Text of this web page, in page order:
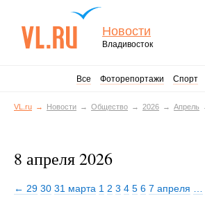
Новости
Владивосток
Все Фоторепортажи Спорт
VL.ru Новости Общество 2026 Апрель
8 апреля 2026
← 29 30 31 марта 1 2 3 4 5 6 7 апреля